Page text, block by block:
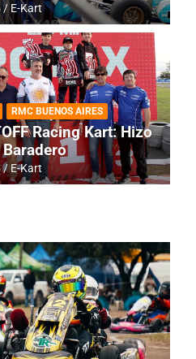
E-Kart
RMC BUENOS AIRES
Racing Kart: Hizo
E-Kart